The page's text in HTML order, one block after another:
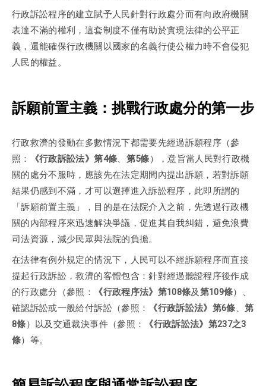
行政訴訟程序的建立賦予人民針對行政處分而有向政府機關
表達不滿的權利，這套制度不僅有助於實現法律的公平正
義，還能確保行政機關以國家的名義行使公權力時不會侵犯
人民的權益。
訴願前置主義：挑戰行政處分的第一步
行政救濟的發動在多數情況下都需要先經過訴願程序（參
照：
《行政訴訟法》第4條 第5條），意旨當人民對行政機
關的處分不服時，應該先在法定期間內提出訴願，若對訴願
結果仍感到不滿，才可以選擇進入訴訟程序，此即所謂的
「訴願前置主義」，目的是在法院介入之前，先透過行政機
關的內部程序來迅速解決爭議，促進其自我糾錯，避免浪費
司法資源，減少民眾與法院的負擔。
在法律有例外規定的情況下，人民可以不經訴願程序而直接
提起行政訴訟，救濟的客體包含：針對經過聽證程序後作成
的行政處分（參照：
《行政程序法》第108條及 第109條）、
確認訴訟或一般給付訴訟（參照：
《行政訴訟法》第6條、第
8條）以及交通裁決事件（參照：
《行政訴訟法》第237之3
條）等。